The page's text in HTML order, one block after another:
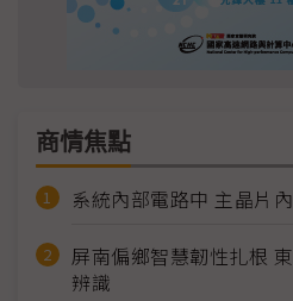
商情焦點
系統內部電路中 主晶片
屏南偏鄉智慧韌性扎根
辨識